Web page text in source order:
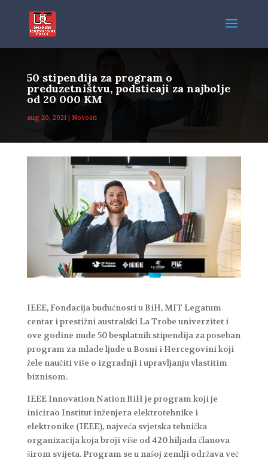
50 stipendija za program o
preduzetništvu, podsticaji za najbolje
od 20 000 KM
aug 20, 2021| Novosti
IEEE, Fondacija budućnosti u BiH, MIT Legatum
centar i prestižni australski La Trobe univerzitet i
ove godine nude 50 besplatnih stipendija za poseban
program za mlade ljude u Bosni i Hercegovini koji
žele naučiti više o izgradnji i upravljanju vlastitim
biznisom.
IEEE Innovation Nation BiH je program koji je
inicirao Institut inženjera elektrotehnike i
elektronike (IEEE), najveća svjetska tehnička
organizacija koja broji više od 420 hiljada članova
širom svijeta. Program se u našoj zemlji održava već